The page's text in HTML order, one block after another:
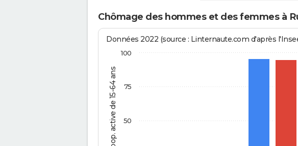
Chômage des hommes et des femmes à
% de la pop. active de 15-64 ans
Données 2022 (source : Linternaute.com d'après
50
75
100